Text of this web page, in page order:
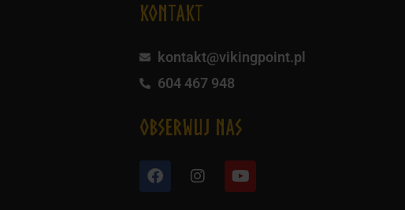
KONTAKT
kontakt@vikingpoint.pl
604 467 948
obserwuj nas